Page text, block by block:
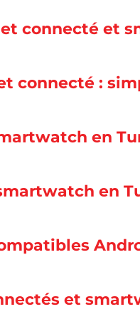
connecté et
connecté :
en
en
et